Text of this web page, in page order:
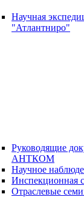
Научная
"Атлантниро"
Руководящие
АНТКОМ
Научное
Инспекционная
Отраслевые